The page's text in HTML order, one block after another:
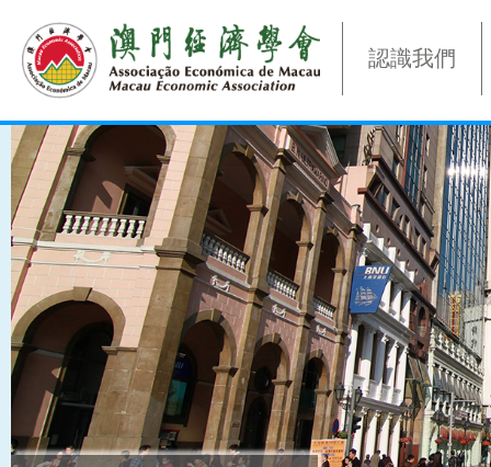
認識我們